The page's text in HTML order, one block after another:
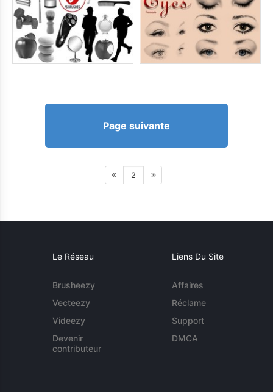
Page suivante
2
Le Réseau
Brusheezy
Vecteezy
Videezy
Devenir
contributeur
Liens Du Site
Affaires
Réclame
Support
DMCA